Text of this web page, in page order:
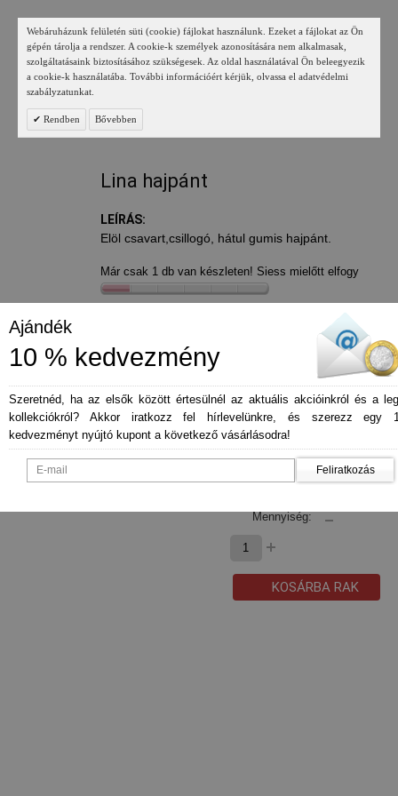
Webáruházunk felületén süti (cookie) fájlokat használunk. Ezeket a fájlokat az Ön
gépén tárolja a rendszer. A cookie-k személyek azonosítására nem alkalmasak,
szolgáltatásaink biztosításához szükségesek. Az oldal használatával Ön beleegyezik
a cookie-k használatába. További információért kérjük, olvassa el adatvédelmi
szabályzatunkat.
Rendben Bővebben
Lina hajpánt
LEÍRÁS:
Elöl csavart,csillogó, hátul gumis hajpánt.
Már csak 1 db van készleten! Siess mielőtt elfogy
* Szín - lila
* Válassz és kattints!
Mennyiség:
KOSÁRBA RAK
Ajándék
10 % kedvezmény
Szeretnéd, ha az elsők között értesülnél az aktuális akcióinkról és a
kollekciókról? Akkor iratkozz fel hírlevelünkre, és szerezz egy
kedvezményt nyújtó kupont a következő vásárlásodra!
Feliratkozás